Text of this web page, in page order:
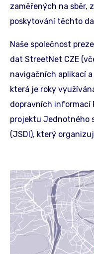
zaměřených na sběr,
poskytování těchto
Naše společnost
dat StreetNet CZE
navigačních aplikací
která je roky
dopravních informací
projektu Jednotného
(JSDI), který